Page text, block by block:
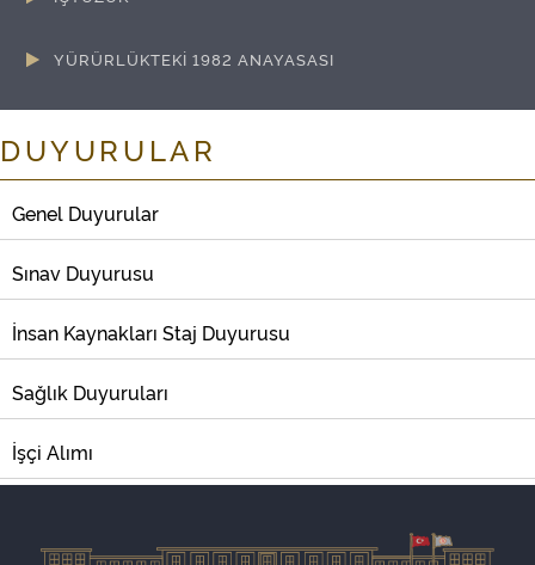
METİN VE DEĞİŞİKLİK BİLGİLERİ
YÜRÜRLÜKTEKİ 1982 ANAYASASI
DUYURULAR
Genel Duyurular
Sınav Duyurusu
İnsan Kaynakları Staj Duyurusu
Sağlık Duyuruları
İşçi Alımı